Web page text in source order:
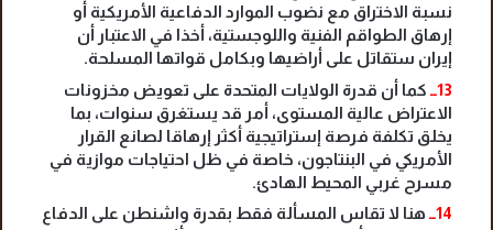
نسبة الاختراق مع نضوب الموارد الدفاعية الأمريكية أو
إرهاق الطواقم الفنية واللوجستية، أخذا في الاعتبار أن
إيران ستقاتل على أراضيها وبكامل قواتها المسلحة.
13ــ كما أن قدرة الولايات المتحدة على تعويض مخزونات
الاعتراض عالية المستوى، أمر قد يستغرق سنوات، بما
يخلق تكلفة فرصة إستراتيجية أكثر إرهاقا لصانع القرار
الأمريكي في البنتاجون، خاصة في ظل احتياجات موازية في
مسرح غربي المحيط الهادئ.
14ــ هنا لا تقاس المسألة فقط بقدرة واشنطن على الدفاع